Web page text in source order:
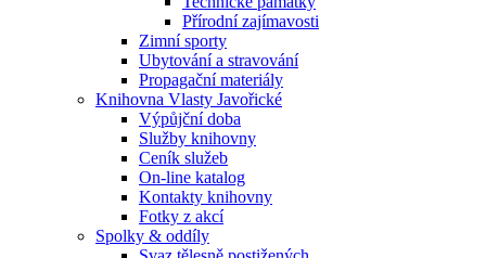
Přírodní zajímavosti
Zimní sporty
Ubytování a stravování
Propagační materiály
Knihovna Vlasty Javořické
Výpůjční doba
Služby knihovny
Ceník služeb
On-line katalog
Kontakty knihovny
Fotky z akcí
Spolky & oddíly